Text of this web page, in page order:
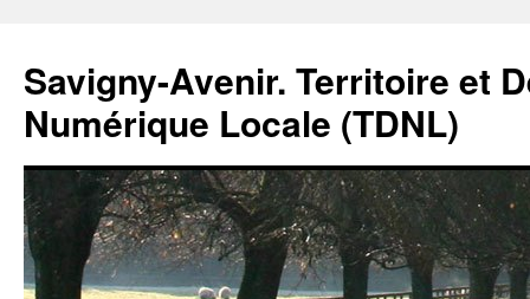
Savigny-Avenir. Territoire et
Numérique Locale (TDNL)